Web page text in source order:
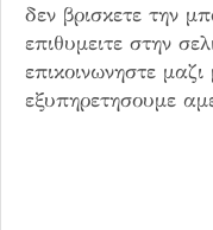
δεν βρισκετε την
επιθυμειτε στην
επικοινωνηστε
εξυπηρετησουμε